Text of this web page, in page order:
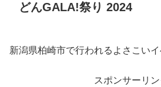
どんGALA!祭り 2024
新潟県柏崎市で行われるよさこいイ
スポンサーリン